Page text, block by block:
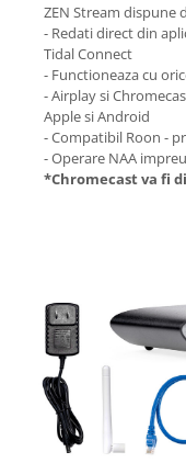
ZEN Stream dispune
- Redati direct din
Tidal Connect
- Functioneaza cu
- Airplay si
Apple si Android
- Compatibil Roon -
- Operare NAA
*Chromecast va fi